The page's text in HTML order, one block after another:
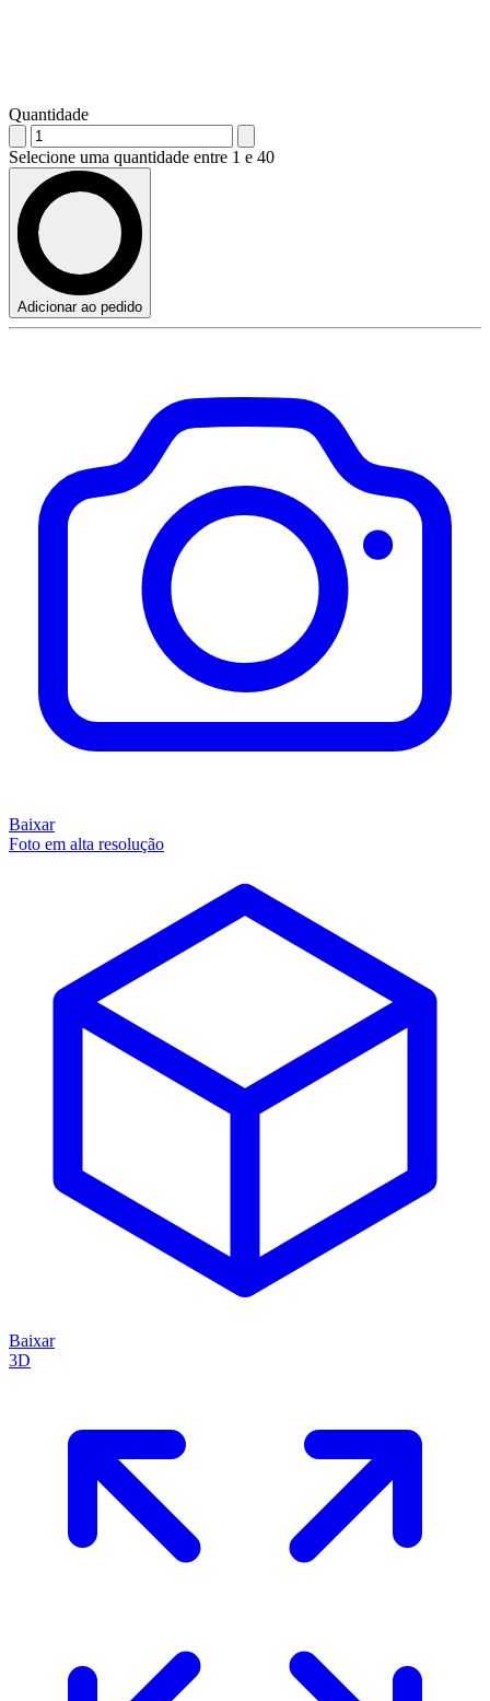
Quantidade
Selecione uma quantidade entre 1 e 40
Adicionar ao pedido
Baixar
Foto em alta resolução
Baixar
3D